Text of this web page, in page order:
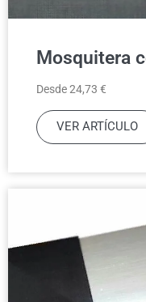
Mosquitera
Desde 24,73 €
VER ARTÍCULO